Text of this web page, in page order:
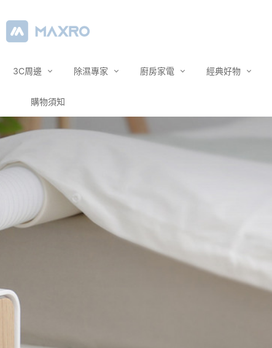
3C周邊 除濕專家 廚房家電 經典好物
購物須知